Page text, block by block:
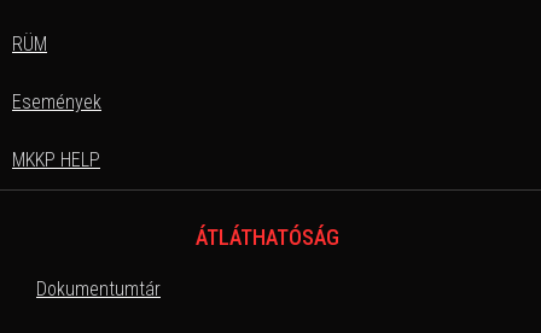
RÜM
Események
MKKP HELP
ÁTLÁTHATÓSÁG
Dokumentumtár